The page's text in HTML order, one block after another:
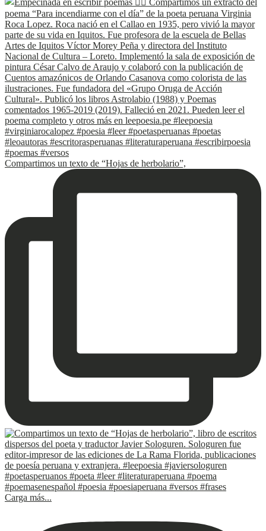
Compartimos un texto de “Hojas de herbolario”,
Carga más...